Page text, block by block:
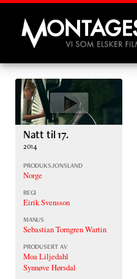
Montages
Natt til 17.
2014
PRODUKSJONSLAND
Norge
REGI
Eirik Svensson
MANUS
Sebastian Torngren Wartin
PRODUSERT AV
Moa Liljedahl
Synnøve Hørsdal